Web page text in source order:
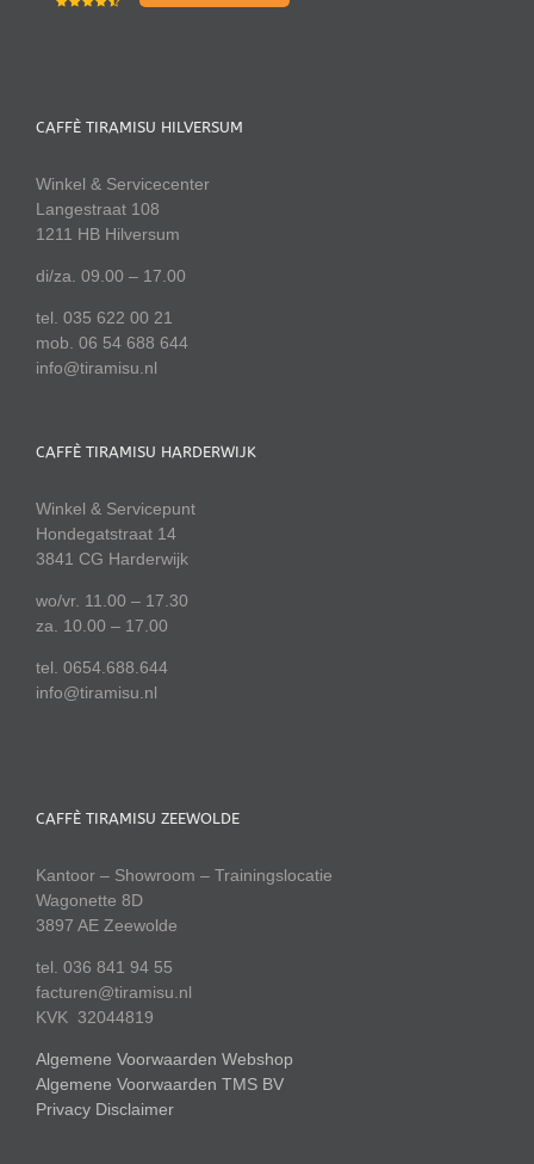
CAFFÈ TIRAMISU HILVERSUM
Winkel & Servicecenter
Langestraat 108
1211 HB Hilversum
di/za. 09.00 – 17.00
tel. 035 622 00 21
mob. 06 54 688 644
info@tiramisu.nl
CAFFÈ TIRAMISU HARDERWIJK
Winkel & Servicepunt
Hondegatstraat 14
3841 CG Harderwijk
wo/vr. 11.00 – 17.30
za. 10.00 – 17.00
tel. 0654.688.644
info@tiramisu.nl
CAFFÈ TIRAMISU ZEEWOLDE
Kantoor – Showroom – Trainingslocatie
Wagonette 8D
3897 AE Zeewolde
tel. 036 841 94 55
facturen@tiramisu.nl
KVK 32044819
Algemene Voorwaarden Webshop
Algemene Voorwaarden TMS BV
Privacy Disclaimer